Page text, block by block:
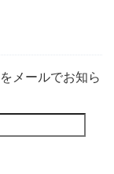
メールでお知ら